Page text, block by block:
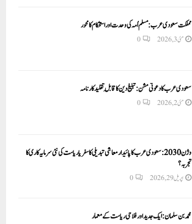
مملکت سعودی عرب: مسلم اُمہ کی وحدت اور استحکام کا محور
مئی 3, 2026 0
سعودی عرب کا دعوتی مشن: تبلیغ دین کا قابلِ تقلید کارنامہ
مئی 2, 2026 0
وژن 2030:سعودی عرب کا پائیدار معاشی تبدیلی کا سفر یا ریاست کی نئی سرمایہ کاری کا
تجربہ؟
اپریل 29, 2026 0
محمد بن سلمان: ایک جدید اور فلاحی ریاست کے معمار